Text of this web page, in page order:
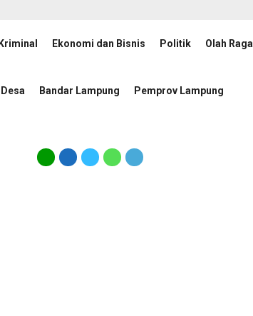
Ekonomi dan Bisnis Politik Olah Raga
Desa Bandar Lampung Pemprov Lampung